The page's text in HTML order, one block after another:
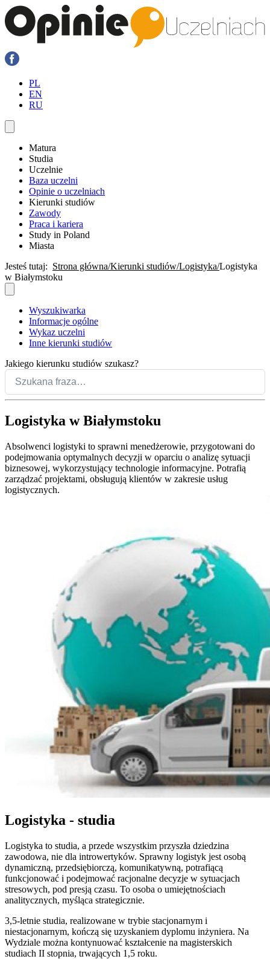
PL
EN
RU
Matura
Studia
Uczelnie
Baza uczelni
Opinie o uczelniach
Kierunki studiów
Zawody
Praca i kariera
Study in Poland
Miasta
Jesteś tutaj: Strona główna Kierunki studiów Logistyka Logistyka
w Białymstoku
Wyszukiwarka
Informacje ogólne
Wykaz uczelni
Inne kierunki studiów
Jakiego kierunku studiów szukasz?
Logistyka w Białymstoku
Absolwenci logistyki to sprawni menedżerowie, przygotowani do
podejmowania optymalnych decyzji w oparciu o analizę sytuacji
biznesowej, wykorzystujący technologie informacyjne. Potrafią
zarządzać projektami, obsługują klientów w zakresie usług
logistycznych.
Logistyka - studia
Logistyka to studia, a przede wszystkim przyszła dziedzina
zawodowa, nie dla introwertyków. Sprawny logistyk jest osobą
dynamiczną, przedsiębiorczą, komunikatywną, potrafiącą
funkcjonować i podejmować racjonalne decyzje w sytuacjach
stresowych, pod presją czasu. To osoba o umiejętnościach
analitycznych, myśląca strategicznie.
3,5-letnie studia, realizowane w trybie stacjonarnym i
niestacjonarnym, kończą się uzyskaniem dyplomu inżyniera. Na
Wydziale można kontynuować kształcenie na magisterskich
studiach II stopnia, trwających 1,5 roku.